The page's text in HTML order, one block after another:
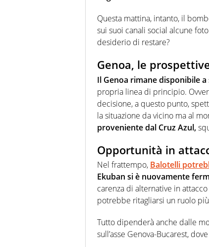
Questa mattina, intanto, il
sui suoi canali social alcune
desiderio di restare?
Genoa, le
Il Genoa rimane disponibile
propria linea di principio.
decisione, a questo punto,
la situazione da vicino ma al
proveniente dal Cruz Azul,
Opportunità in
Nel frattempo, Balotelli
Ekuban si è nuovamente
carenza di alternative in
potrebbe ritagliarsi un ruolo
Tutto dipenderà anche dalle
sull’asse Genova-Bucarest,